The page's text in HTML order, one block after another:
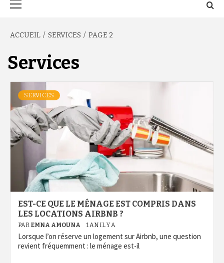
ACCUEIL SERVICES PAGE 2
Services
SERVICES
EST-CE QUE LE MÉNAGE EST COMPRIS DANS
LES LOCATIONS AIRBNB ?
PAR EMNA AMOUNA 1 AN IL Y A
Lorsque l’on réserve un logement sur Airbnb, une question
revient fréquemment : le ménage est-il